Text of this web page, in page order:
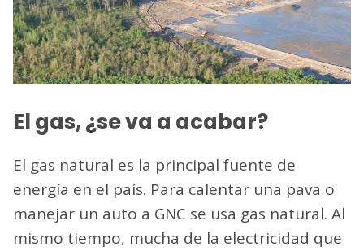
El gas, ¿se va a acabar?
El gas natural es la principal fuente de
energía en el país. Para calentar una pava o
manejar un auto a GNC se usa gas natural. Al
mismo tiempo, mucha de la electricidad que